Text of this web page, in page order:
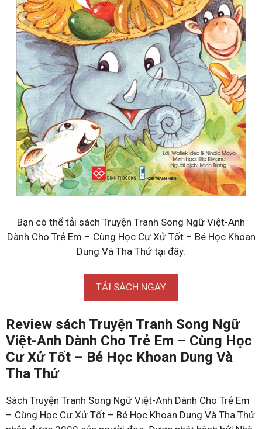
Bạn có thể tải sách Truyện Tranh Song Ngữ Việt-Anh
Dành Cho Trẻ Em – Cùng Học Cư Xử Tốt – Bé Học Khoan
Dung Và Tha Thứ tại đây.
TẢI SÁCH NGAY
Review sách Truyện Tranh Song Ngữ
Việt-Anh Dành Cho Trẻ Em – Cùng Học
Cư Xử Tốt – Bé Học Khoan Dung Và
Tha Thứ
Sách Truyện Tranh Song Ngữ Việt-Anh Dành Cho Trẻ Em
– Cùng Học Cư Xử Tốt – Bé Học Khoan Dung Và Tha Thứ